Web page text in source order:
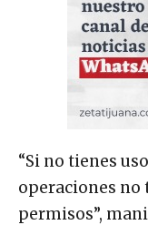
“Si no tienes
operaciones no
permisos”,